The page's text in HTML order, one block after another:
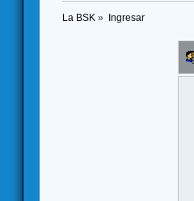
La BSK » Ingresar